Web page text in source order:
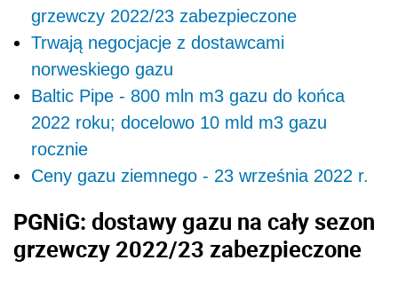
grzewczy 2022/23 zabezpieczone
Trwają negocjacje z dostawcami
norweskiego gazu
Baltic Pipe - 800 mln m3 gazu do końca
2022 roku; docelowo 10 mld m3 gazu
rocznie
Ceny gazu ziemnego - 23 września 2022 r.
PGNiG: dostawy gazu na cały sezon
grzewczy 2022/23 zabezpieczone